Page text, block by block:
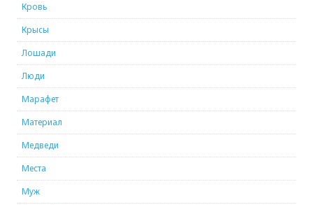
Кровь
Крысы
Лошади
Люди
Марафет
Материал
Медведи
Места
Муж